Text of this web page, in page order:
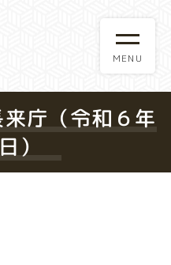
庁（令和６年
）